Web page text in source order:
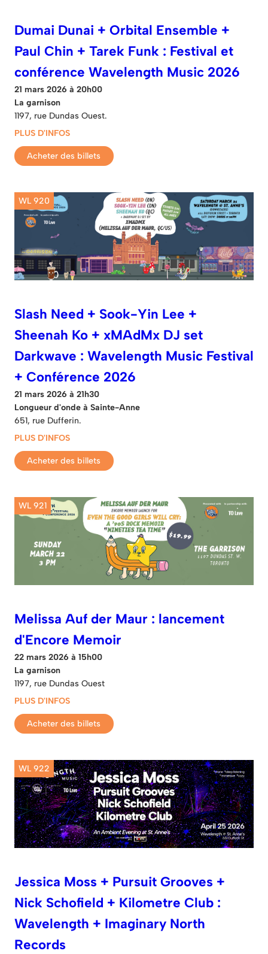
Dumai Dunai + Orbital Ensemble +
Paul Chin + Tarek Funk : Festival et
conférence Wavelength Music 2026
21 mars 2026 à 20h00
La garnison
1197, rue Dundas Ouest.
PLUS D'INFOS
Acheter des billets
WL 920
Slash Need + Sook-Yin Lee +
Sheenah Ko + xMAdMx DJ set
Darkwave : Wavelength Music Festival
+ Conférence 2026
21 mars 2026 à 21h30
Longueur d'onde à Sainte-Anne
651, rue Dufferin.
PLUS D'INFOS
Acheter des billets
WL 921
Melissa Auf der Maur : lancement
d'Encore Memoir
22 mars 2026 à 15h00
La garnison
1197, rue Dundas Ouest
PLUS D'INFOS
Acheter des billets
WL 922
Jessica Moss + Pursuit Grooves +
Nick Schofield + Kilometre Club :
Wavelength + Imaginary North
Records